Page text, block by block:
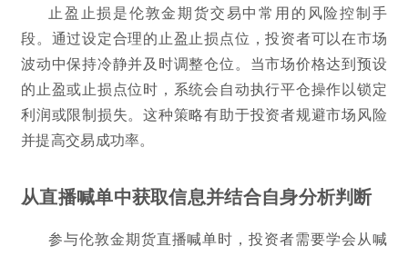
止盈止损是伦敦金期货交易中常用的风险控制手
段。通过设定合理的止盈止损点位，投资者可以在市场
波动中保持冷静并及时调整仓位。当市场价格达到预设
的止盈或止损点位时，系统会自动执行平仓操作以锁定
利润或限制损失。这种策略有助于投资者规避市场风险
并提高交易成功率。
从直播喊单中获取信息并结合自身分析判断
参与伦敦金期货直播喊单时，投资者需要学会从喊